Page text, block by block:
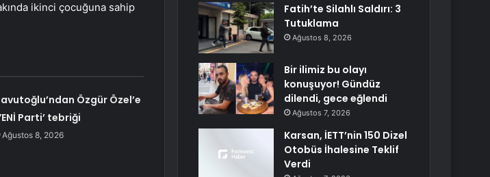
ikinci çocuğuna sahip
Özgür Özel’e
Parti’ tebriği
Ağustos 8, 2026
Fatih’te Silahlı Saldırı: 3
Tutuklama
Ağustos 8, 2026
Bir ilimiz bu olayı
konuşuyor! Gündüz
dilendi, gece eğlendi
Ağustos 7, 2026
Karsan, İETT’nin 150 Dizel
Otobüs İhalesine Teklif
Verdi